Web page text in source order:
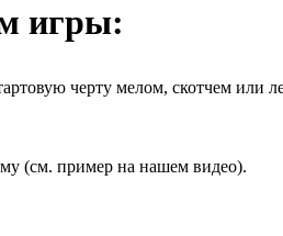
игры:
черту мелом, скотчем или
(см. пример на нашем видео).